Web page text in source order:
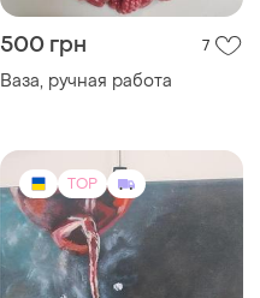
500 грн 7
Ваза, ручная работа
TOP